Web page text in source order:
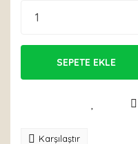
SEPETE EKLE
Karşılaştır